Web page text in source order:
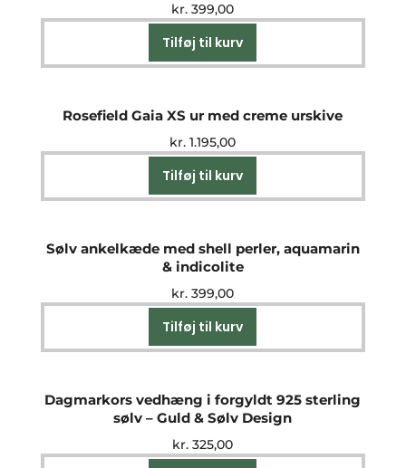
kr. 399,00
Tilføj til kurv
Rosefield Gaia XS ur med creme urskive
kr. 1.195,00
Tilføj til kurv
Sølv ankelkæde med shell perler, aquamarin
& indicolite
kr. 399,00
Tilføj til kurv
Dagmarkors vedhæng i forgyldt 925 sterling
sølv – Guld & Sølv Design
kr. 325,00